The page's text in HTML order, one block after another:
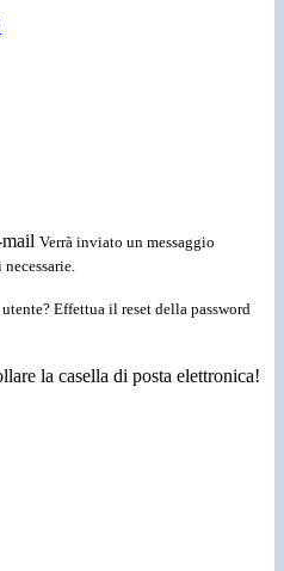
Verrà inviato un messaggio
Effettua il reset della password
la casella di posta elettronica!